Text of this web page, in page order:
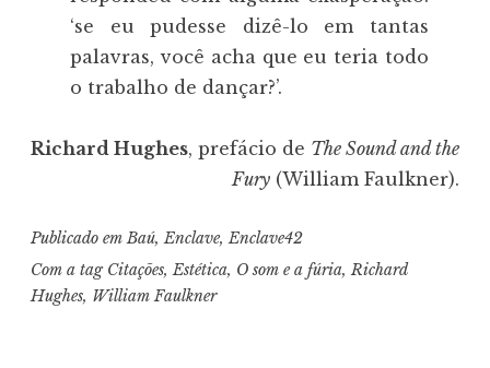
‘se eu pudesse dizê-lo em tantas
palavras, você acha que eu teria todo
o trabalho de dançar?’.
Richard Hughes, prefácio de The Sound and the
Fury (William Faulkner).
Publicado emBaú,Enclave,Enclave42
Com a tag Citações,Estética, O som e a fúria, Richard
Hughes, William Faulkner